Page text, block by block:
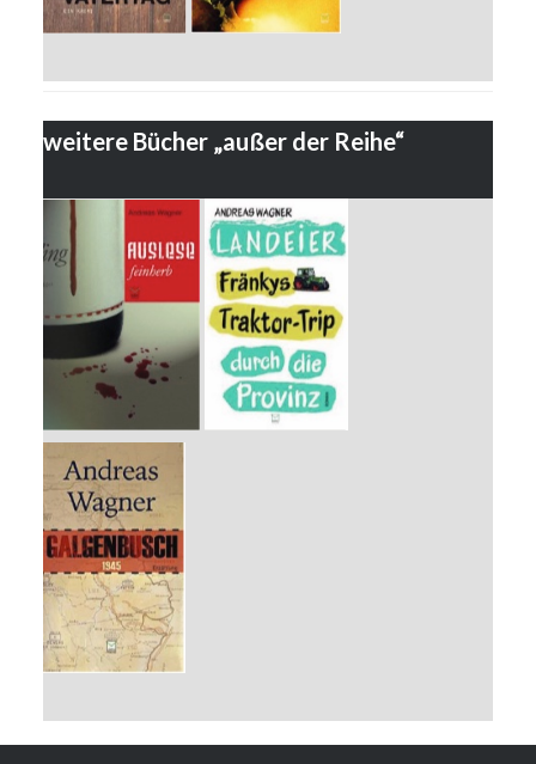
weitere Bücher „außer der Reihe“